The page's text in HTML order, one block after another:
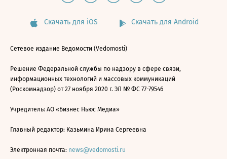
Скачать для iOS Скачать для Android
Сетевое издание Ведомости (Vedomosti)
Решение Федеральной службы по надзору в сфере связи,
информационных технологий и массовых коммуникаций
(Роскомнадзор) от 27 ноября 2020 г. ЭЛ № ФС 77-79546
Учредитель: АО «Бизнес Ньюс Медиа»
Главный редактор: Казьмина Ирина Сергеевна
Электронная почта: news@vedomosti.ru